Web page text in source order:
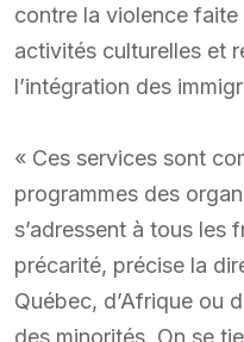
contre la violence
activités culturelles et
l’intégration des
« Ces services sont
programmes des
s’adressent à tous les
précarité, précise la
Québec, d’Afrique ou
des minorités. On se